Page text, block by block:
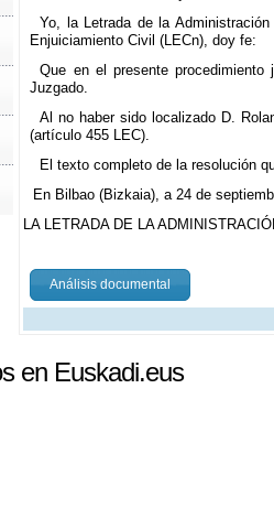
Yo, la Letrada de la
Enjuiciamiento Civil (LECn), doy fe:
Que en el presente
Juzgado.
Al no haber sido localizado D.
(artículo 455 LEC).
El texto completo de la resolución
En Bilbao (Bizkaia), a 24 de
LA LETRADA DE LA
Análisis documental
en Euskadi.eus